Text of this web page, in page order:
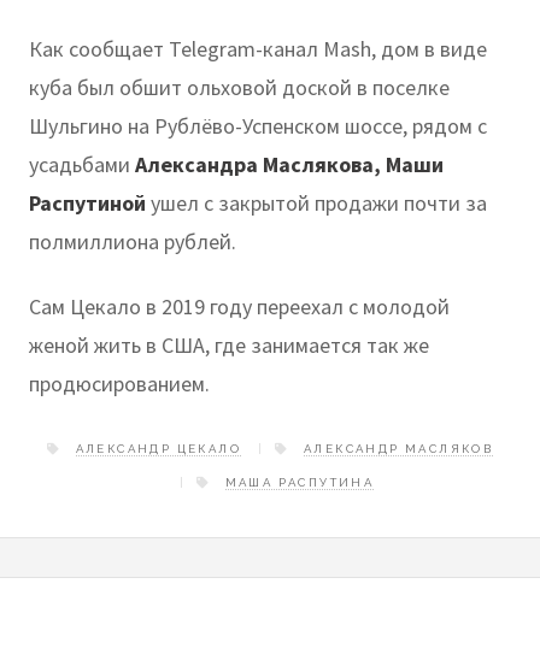
Как сообщает Telegram-канал Mash, дом в виде
куба был обшит ольховой доской в поселке
Шульгино на Рублёво-Успенском шоссе, рядом с
усадьбами Александра Маслякова, Маши
Распутиной ушел с закрытой продажи почти за
полмиллиона рублей.
Сам Цекало в 2019 году переехал с молодой
женой жить в США, где занимается так же
продюсированием.
АЛЕКСАНДР ЦЕКАЛО АЛЕКСАНДР МАСЛЯКОВ
МАША РАСПУТИНА